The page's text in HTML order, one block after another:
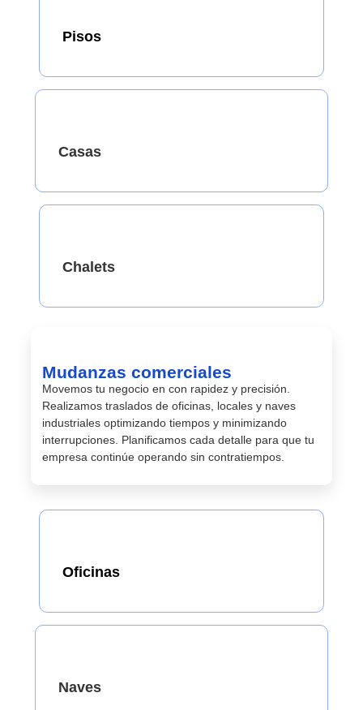
Pisos
Casas
Chalets
Mudanzas comerciales
Movemos tu negocio en con rapidez y precisión.
Realizamos traslados de oficinas, locales y naves
industriales optimizando tiempos y minimizando
interrupciones. Planificamos cada detalle para que tu
empresa continúe operando sin contratiempos.
Oficinas
Naves